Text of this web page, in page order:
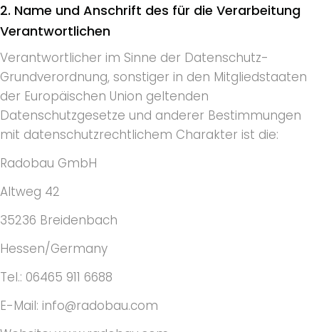
2. Name und Anschrift des für die Verarbeitung
Verantwortlichen
Verantwortlicher im Sinne der Datenschutz-
Grundverordnung, sonstiger in den Mitgliedstaaten
der Europäischen Union geltenden
Datenschutzgesetze und anderer Bestimmungen
mit datenschutzrechtlichem Charakter ist die:
Radobau GmbH
Altweg 42
35236 Breidenbach
Hessen/Germany
Tel.: 06465 911 6688
E-Mail: info@radobau.com